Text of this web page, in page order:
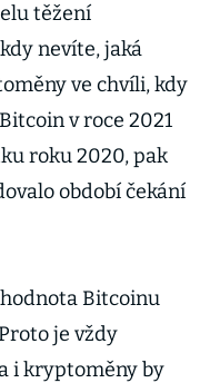
těžení
nevíte, jaká
ve chvíli, kdy
v roce 2021
roku 2020, pak
období čekání
Bitcoinu
je vždy
i kryptoměny by